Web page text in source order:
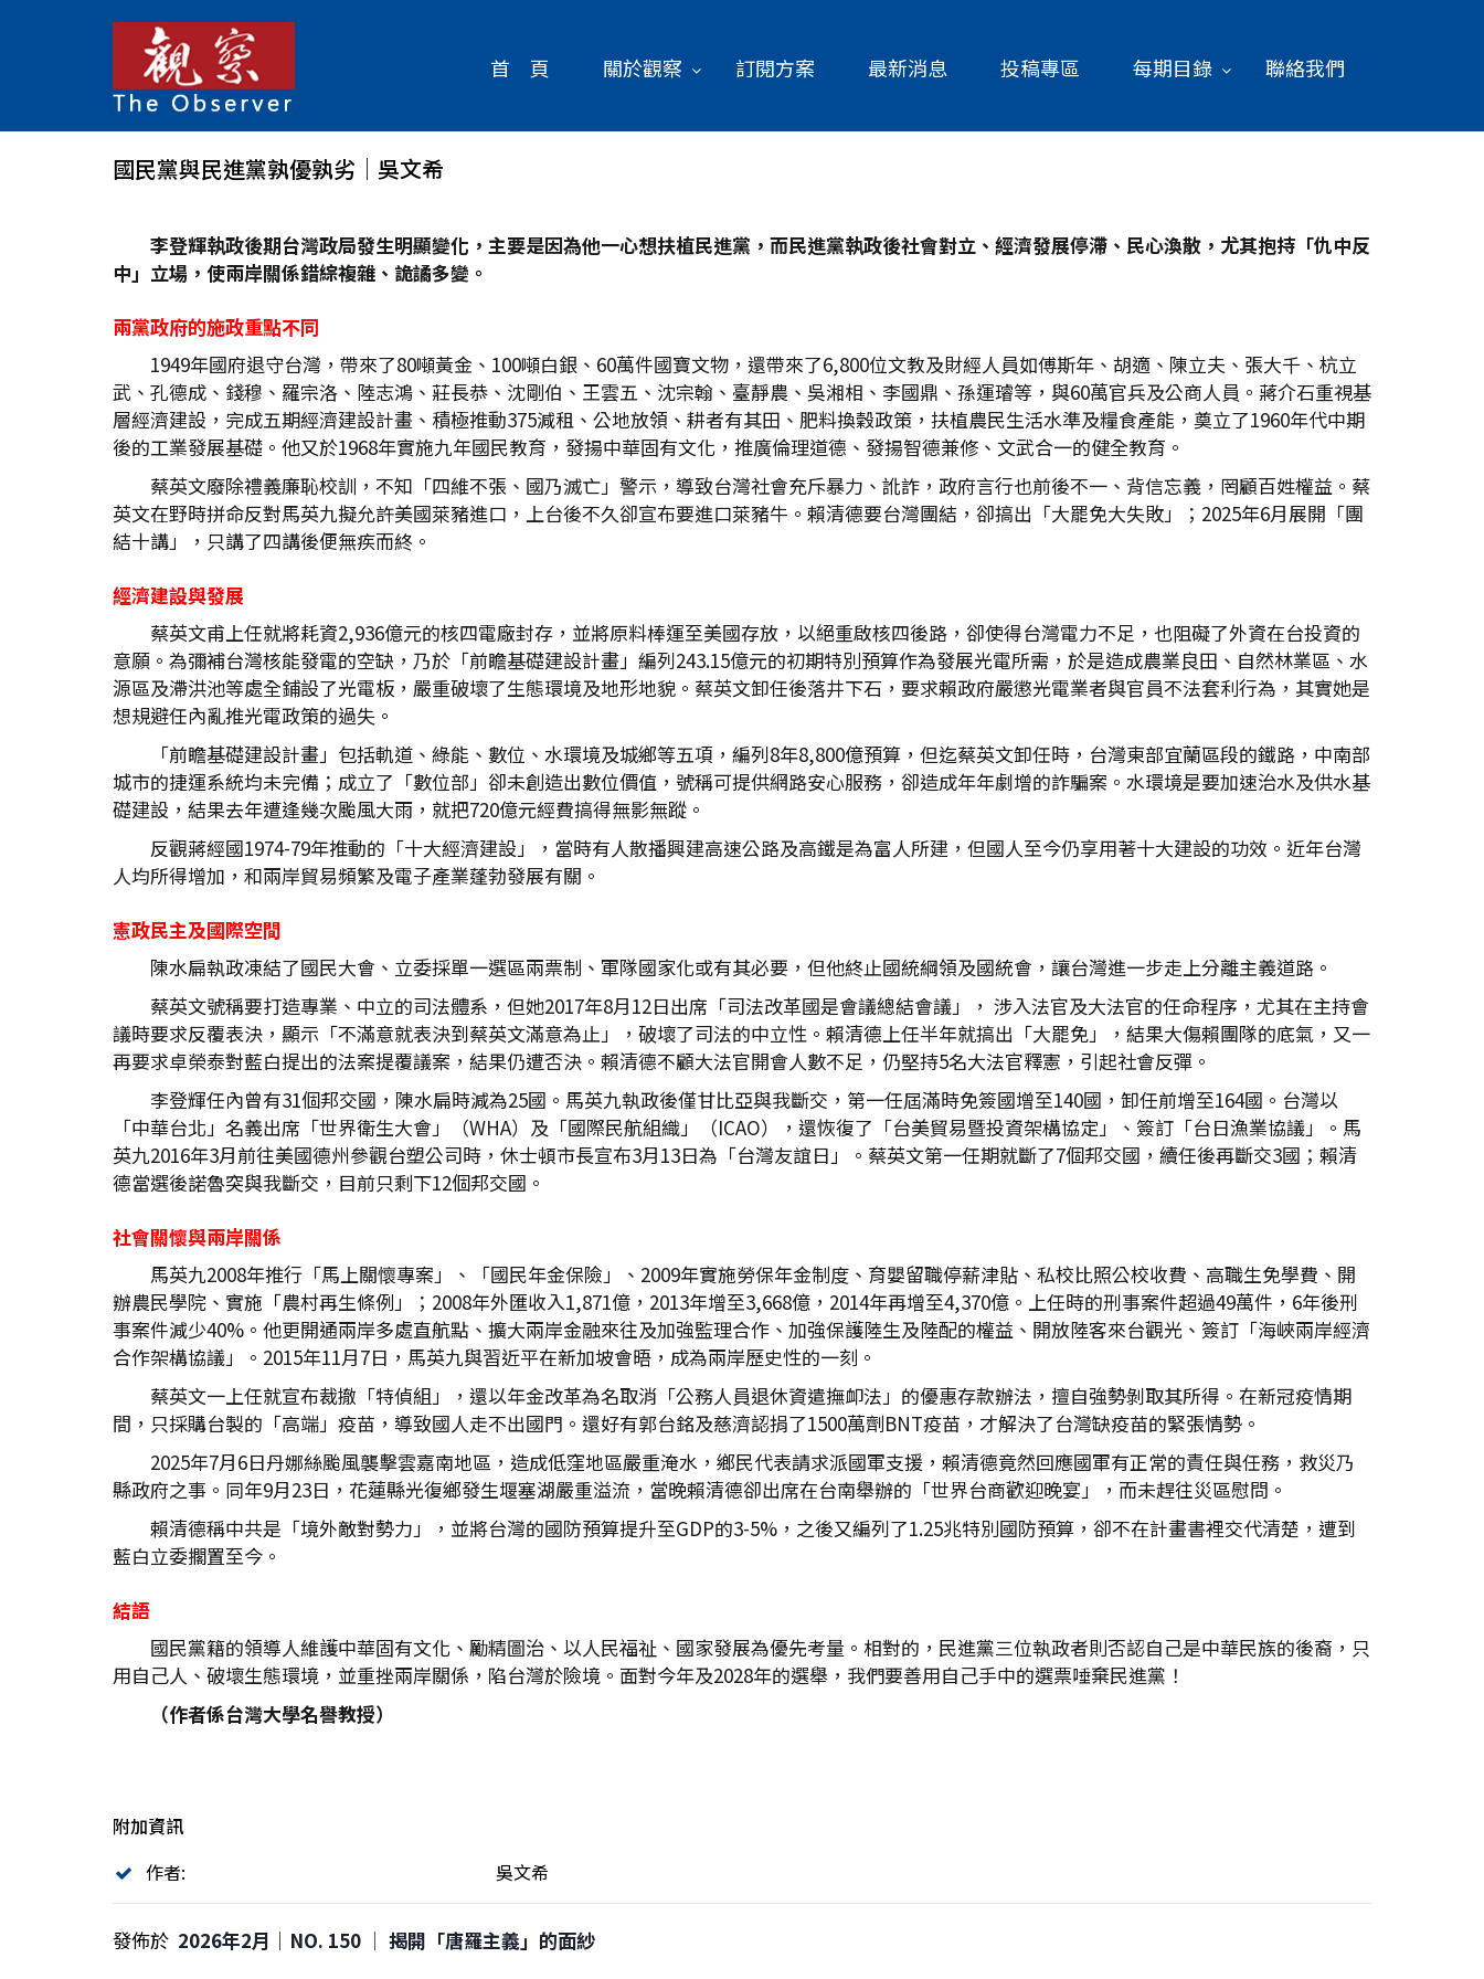
首 頁 關於觀察 訂閱方案 最新消息 投稿專區 每期目錄 聯絡我們
國民黨與民進黨孰優孰劣│吳文希
李登輝執政後期台灣政局發生明顯變化，主要是因為他一心想扶植民進黨，而民進黨執政後社會對立、經濟發展停滯、民心渙散，尤其抱持「仇中反
中」立場，使兩岸關係錯綜複雜、詭譎多變。
兩黨政府的施政重點不同
1949年國府退守台灣，帶來了80噸黃金、100噸白銀、60萬件國寶文物，還帶來了6,800位文教及財經人員如傅斯年、胡適、陳立夫、張大千、杭立
武、孔德成、錢穆、羅宗洛、陸志鴻、莊長恭、沈剛伯、王雲五、沈宗翰、臺靜農、吳湘相、李國鼎、孫運璿等，與60萬官兵及公商人員。蔣介石重視基
層經濟建設，完成五期經濟建設計畫、積極推動375減租、公地放領、耕者有其田、肥料換穀政策，扶植農民生活水準及糧食產能，奠立了1960年代中期
後的工業發展基礎。他又於1968年實施九年國民教育，發揚中華固有文化，推廣倫理道德、發揚智德兼修、文武合一的健全教育。
蔡英文廢除禮義廉恥校訓，不知「四維不張、國乃滅亡」警示，導致台灣社會充斥暴力、訛詐，政府言行也前後不一、背信忘義，罔顧百姓權益。蔡
英文在野時拼命反對馬英九擬允許美國萊豬進口，上台後不久卻宣布要進口萊豬牛。賴清德要台灣團結，卻搞出「大罷免大失敗」；2025年6月展開「團
結十講」，只講了四講後便無疾而終。
經濟建設與發展
蔡英文甫上任就將耗資2,936億元的核四電廠封存，並將原料棒運至美國存放，以絕重啟核四後路，卻使得台灣電力不足，也阻礙了外資在台投資的
意願。為彌補台灣核能發電的空缺，乃於「前瞻基礎建設計畫」編列243.15億元的初期特別預算作為發展光電所需，於是造成農業良田、自然林業區、水
源區及滯洪池等處全鋪設了光電板，嚴重破壞了生態環境及地形地貌。蔡英文卸任後落井下石，要求賴政府嚴懲光電業者與官員不法套利行為，其實她是
想規避任內亂推光電政策的過失。
「前瞻基礎建設計畫」包括軌道、綠能、數位、水環境及城鄉等五項，編列8年8,800億預算，但迄蔡英文卸任時，台灣東部宜蘭區段的鐵路，中南部
城市的捷運系統均未完備；成立了「數位部」卻未創造出數位價值，號稱可提供網路安心服務，卻造成年年劇增的詐騙案。水環境是要加速治水及供水基
礎建設，結果去年遭逢幾次颱風大雨，就把720億元經費搞得無影無蹤。
反觀蔣經國1974-79年推動的「十大經濟建設」，當時有人散播興建高速公路及高鐵是為富人所建，但國人至今仍享用著十大建設的功效。近年台灣
人均所得增加，和兩岸貿易頻繁及電子產業蓬勃發展有關。
憲政民主及國際空間
陳水扁執政凍結了國民大會、立委採單一選區兩票制、軍隊國家化或有其必要，但他終止國統綱領及國統會，讓台灣進一步走上分離主義道路。
蔡英文號稱要打造專業、中立的司法體系，但她2017年8月12日出席「司法改革國是會議總結會議」， 涉入法官及大法官的任命程序，尤其在主持會
議時要求反覆表決，顯示「不滿意就表決到蔡英文滿意為止」，破壞了司法的中立性。賴清德上任半年就搞出「大罷免」，結果大傷賴團隊的底氣，又一
再要求卓榮泰對藍白提出的法案提覆議案，結果仍遭否決。賴清德不顧大法官開會人數不足，仍堅持5名大法官釋憲，引起社會反彈。
李登輝任內曾有31個邦交國，陳水扁時減為25國。馬英九執政後僅甘比亞與我斷交，第一任屆滿時免簽國增至140國，卸任前增至164國。台灣以
「中華台北」名義出席「世界衛生大會」（WHA）及「國際民航組織」（ICAO），還恢復了「台美貿易暨投資架構協定」、簽訂「台日漁業協議」。馬
英九2016年3月前往美國德州參觀台塑公司時，休士頓市長宣布3月13日為「台灣友誼日」。蔡英文第一任期就斷了7個邦交國，續任後再斷交3國；賴清
德當選後諾魯突與我斷交，目前只剩下12個邦交國。
社會關懷與兩岸關係
馬英九2008年推行「馬上關懷專案」、「國民年金保險」、2009年實施勞保年金制度、育嬰留職停薪津貼、私校比照公校收費、高職生免學費、開
辦農民學院、實施「農村再生條例」；2008年外匯收入1,871億，2013年增至3,668億，2014年再增至4,370億。上任時的刑事案件超過49萬件，6年後刑
事案件減少40%。他更開通兩岸多處直航點、擴大兩岸金融來往及加強監理合作、加強保護陸生及陸配的權益、開放陸客來台觀光、簽訂「海峽兩岸經濟
合作架構協議」。2015年11月7日，馬英九與習近平在新加坡會晤，成為兩岸歷史性的一刻。
蔡英文一上任就宣布裁撤「特偵組」，還以年金改革為名取消「公務人員退休資遣撫卹法」的優惠存款辦法，擅自強勢剝取其所得。在新冠疫情期
間，只採購台製的「高端」疫苗，導致國人走不出國門。還好有郭台銘及慈濟認捐了1500萬劑BNT疫苗，才解決了台灣缺疫苗的緊張情勢。
2025年7月6日丹娜絲颱風襲擊雲嘉南地區，造成低窪地區嚴重淹水，鄉民代表請求派國軍支援，賴清德竟然回應國軍有正常的責任與任務，救災乃
縣政府之事。同年9月23日，花蓮縣光復鄉發生堰塞湖嚴重溢流，當晚賴清德卻出席在台南舉辦的「世界台商歡迎晚宴」，而未趕往災區慰問。
賴清德稱中共是「境外敵對勢力」，並將台灣的國防預算提升至GDP的3-5%，之後又編列了1.25兆特別國防預算，卻不在計畫書裡交代清楚，遭到
藍白立委擱置至今。
結語
國民黨籍的領導人維護中華固有文化、勵精圖治、以人民福祉、國家發展為優先考量。相對的，民進黨三位執政者則否認自己是中華民族的後裔，只
用自己人、破壞生態環境，並重挫兩岸關係，陷台灣於險境。面對今年及2028年的選舉，我們要善用自己手中的選票唾棄民進黨！
（作者係台灣大學名譽教授）
附加資訊
作者:
吳文希
發佈於 2026年2月｜NO. 150 │ 揭開「唐羅主義」的面紗